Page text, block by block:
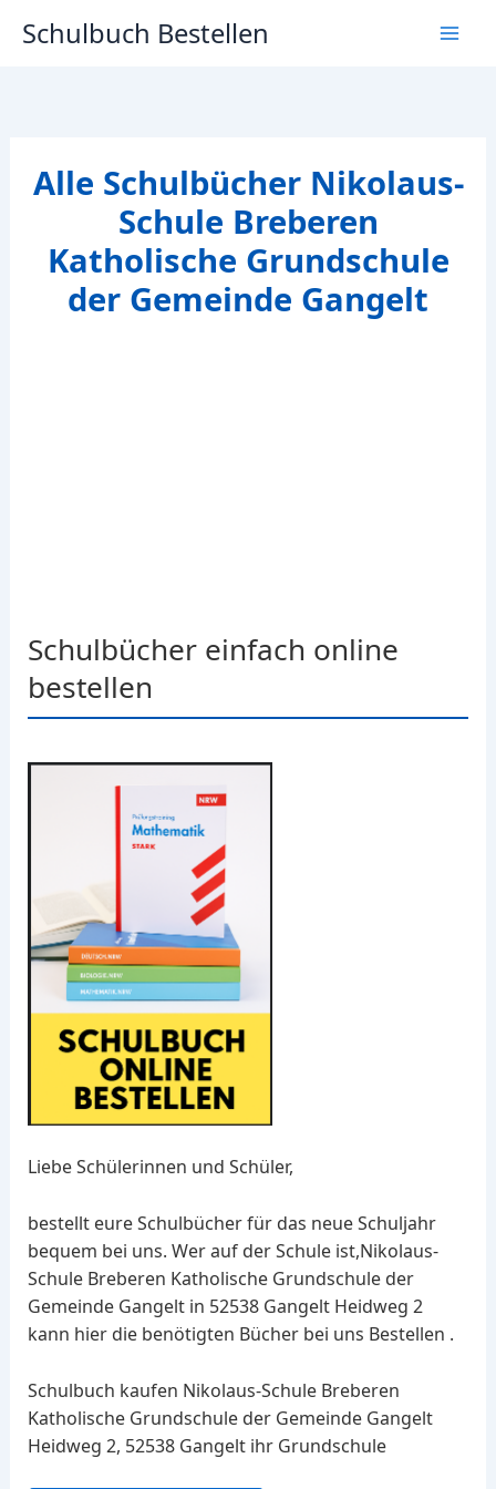
InhaltSchulbuch Bestellen
Alle Schulbücher Nikolaus-
Schule Breberen
Katholische Grundschule
der Gemeinde Gangelt
Schulbücher einfach online
bestellen
Liebe Schülerinnen und Schüler,
bestellt eure Schulbücher für das neue Schuljahr
bequem bei uns. Wer auf der Schule ist,Nikolaus-
Schule Breberen Katholische Grundschule der
Gemeinde Gangelt in 52538 Gangelt Heidweg 2
kann hier die benötigten Bücher bei uns Bestellen .
Schulbuch kaufen Nikolaus-Schule Breberen
Katholische Grundschule der Gemeinde Gangelt
Heidweg 2, 52538 Gangelt ihr Grundschule